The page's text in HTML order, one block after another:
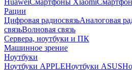
HuaweiСмартфоны Xiaomi
Рации
Цифровая радиосвязьАналоговая
связьВолновая связь
Сервера, ноутбуки и ПК
Машинное зрение
Ноутбуки
Ноутбуки APPLEНоутбуки ASUS